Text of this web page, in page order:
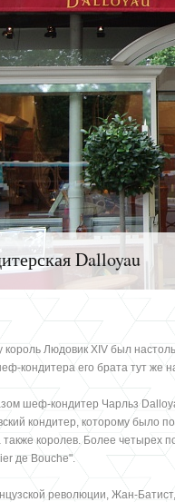
Dalloyau
король Людовик XIV был
кондитера его брата тут же
шеф-кондитер Чарльз
кондитер, которому было
королев. Более четырех
де Bouche".
революции, Жан-